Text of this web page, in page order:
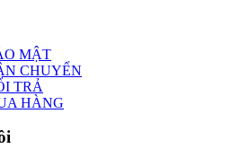
MẬT
CHUYỂN
TRẢ
HÀNG